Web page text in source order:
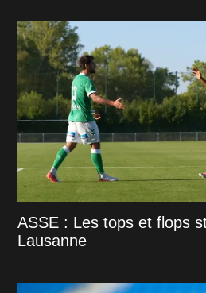
ASSE : Les tops et flops
Lausanne